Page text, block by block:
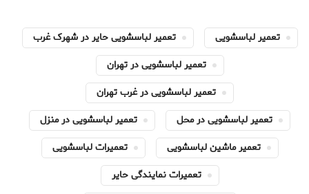
تعمیر لباسشویی
تعمیر لباسشویی حایر در شهرک غرب
تعمیر لباسشویی در تهران
تعمیر لباسشویی در غرب تهران
تعمیر لباسشویی در محل
تعمیر لباسشویی در منزل
تعمیر ماشین لباسشویی
تعمیرات لباسشویی
تعمیرات نمایندگی حایر